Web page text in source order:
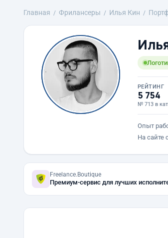
Главная Фрилансеры Илья Кин
РЕЙТИНГ
5 754
№ 713 в
Опыт
На сайте
Freelance.Boutique
Премиум-сервис для лучших